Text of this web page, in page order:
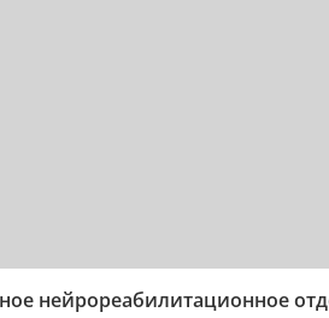
нейрореабилитационное